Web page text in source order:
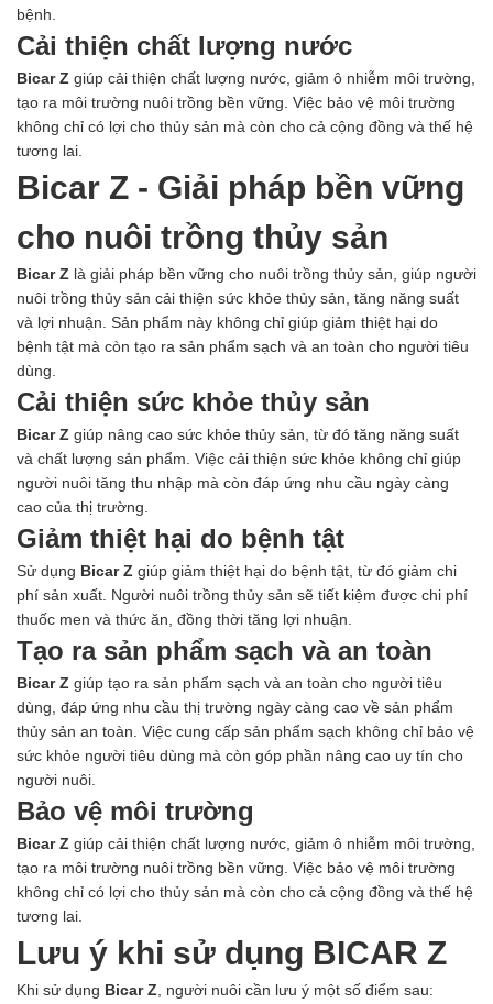
bệnh.
Cải thiện chất lượng nước
Bicar Z giúp cải thiện chất lượng nước, giảm ô nhiễm môi trường,
tạo ra môi trường nuôi trồng bền vững. Việc bảo vệ môi trường
không chỉ có lợi cho thủy sản mà còn cho cả cộng đồng và thế hệ
tương lai.
Bicar Z - Giải pháp bền vững
cho nuôi trồng thủy sản
Bicar Z là giải pháp bền vững cho nuôi trồng thủy sản, giúp người
nuôi trồng thủy sản cải thiện sức khỏe thủy sản, tăng năng suất
và lợi nhuận. Sản phẩm này không chỉ giúp giảm thiệt hại do
bệnh tật mà còn tạo ra sản phẩm sạch và an toàn cho người tiêu
dùng.
Cải thiện sức khỏe thủy sản
Bicar Z giúp nâng cao sức khỏe thủy sản, từ đó tăng năng suất
và chất lượng sản phẩm. Việc cải thiện sức khỏe không chỉ giúp
người nuôi tăng thu nhập mà còn đáp ứng nhu cầu ngày càng
cao của thị trường.
Giảm thiệt hại do bệnh tật
Sử dụng Bicar Z giúp giảm thiệt hại do bệnh tật, từ đó giảm chi
phí sản xuất. Người nuôi trồng thủy sản sẽ tiết kiệm được chi phí
thuốc men và thức ăn, đồng thời tăng lợi nhuận.
Tạo ra sản phẩm sạch và an toàn
Bicar Z giúp tạo ra sản phẩm sạch và an toàn cho người tiêu
dùng, đáp ứng nhu cầu thị trường ngày càng cao về sản phẩm
thủy sản an toàn. Việc cung cấp sản phẩm sạch không chỉ bảo vệ
sức khỏe người tiêu dùng mà còn góp phần nâng cao uy tín cho
người nuôi.
Bảo vệ môi trường
Bicar Z giúp cải thiện chất lượng nước, giảm ô nhiễm môi trường,
tạo ra môi trường nuôi trồng bền vững. Việc bảo vệ môi trường
không chỉ có lợi cho thủy sản mà còn cho cả cộng đồng và thế hệ
tương lai.
Lưu ý khi sử dụng BICAR Z
Khi sử dụng Bicar Z , người nuôi cần lưu ý một số điểm sau: